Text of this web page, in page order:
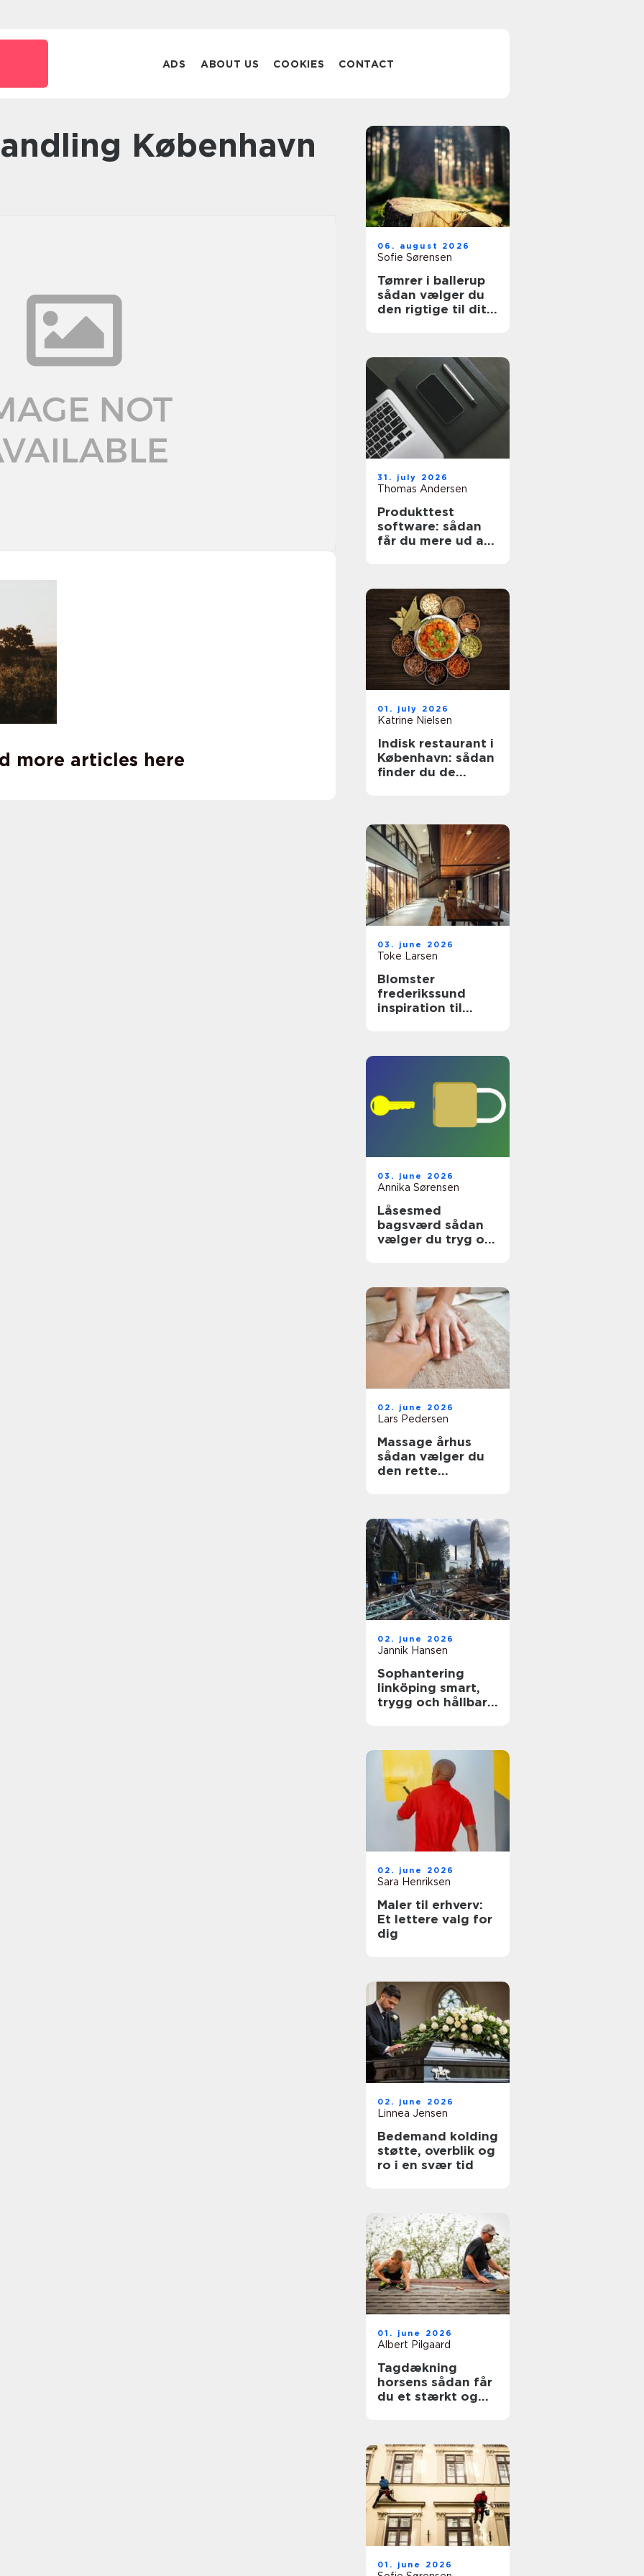
ADS ABOUT US COOKIES CONTACT
København
more articles here
06. august 2026
Sofie Sørensen
Tømrer i ballerup
sådan vælger du
den rigtige til dit
31. july 2026
Thomas Andersen
Produkttest
software: sådan
får du mere ud af
01. july 2026
Katrine Nielsen
Indisk restaurant i
København: sådan
finder du de
03. june 2026
Toke Larsen
Blomster
frederikssund
inspiration til
03. june 2026
Annika Sørensen
Låsesmed
bagsværd sådan
vælger du tryg og
02. june 2026
Lars Pedersen
Massage århus
sådan vælger du
den rette
02. june 2026
Jannik Hansen
Sophantering
linköping smart,
trygg och hållbar
02. june 2026
Sara Henriksen
Maler til erhverv:
Et lettere valg for
dig
02. june 2026
Linnea Jensen
Bedemand kolding
støtte, overblik og
ro i en svær tid
01. june 2026
Albert Pilgaard
Tagdækning
horsens sådan får
du et stærkt og
01. june 2026